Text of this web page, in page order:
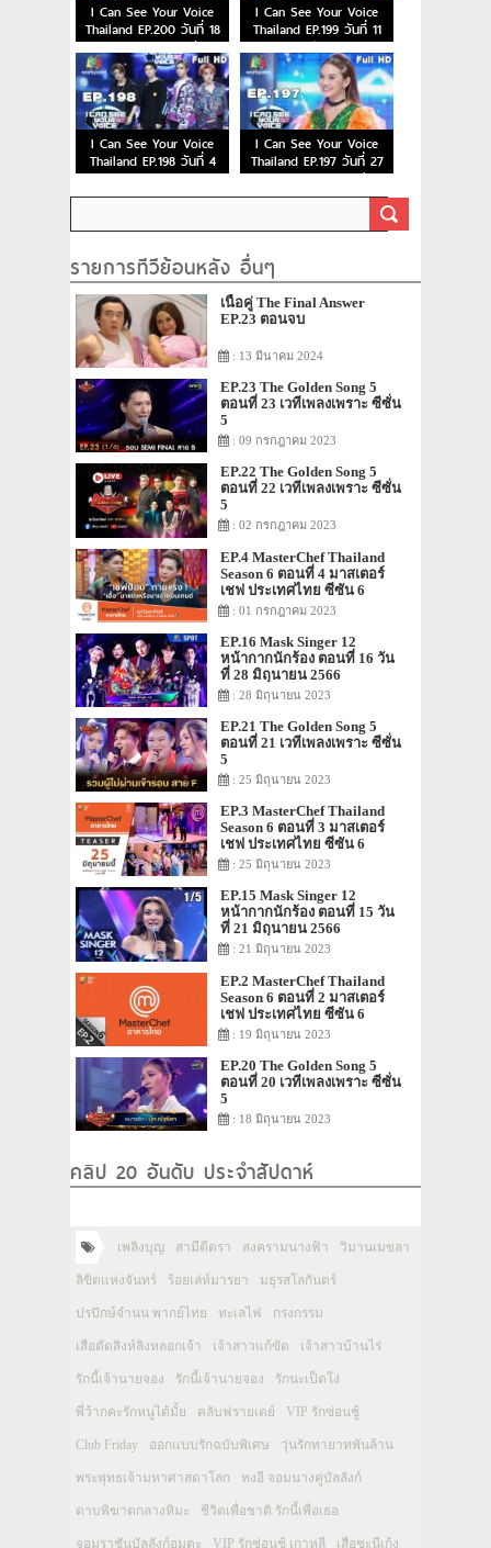
I Can See Your Voice
Thailand EP.200 วันที่ 18
ธ.ค. 62 แอน มิตรชัย
I Can See Your Voice
Thailand EP.199 วันที่ 11
ธ.ค. 62 ฝน ธนสุนธร
I Can See Your Voice
Thailand EP.198 วันที่ 4
ธ.ค. 62 TRINITY
I Can See Your Voice
Thailand EP.197 วันที่ 27
พ.ย. 62 หลิว อาจารียา
รายการทีวีย้อนหลัง อื่นๆ
เนื้อคู่ The Final Answer
EP.23 ตอนจบ
: 13 มีนาคม 2024
EP.23 The Golden Song 5
ตอนที่ 23 เวทีเพลงเพราะ ซีซั่น
5
: 09 กรกฎาคม 2023
EP.22 The Golden Song 5
ตอนที่ 22 เวทีเพลงเพราะ ซีซั่น
5
: 02 กรกฎาคม 2023
EP.4 MasterChef Thailand
Season 6 ตอนที่ 4 มาสเตอร์
เชฟ ประเทศไทย ซีซัน 6
: 01 กรกฎาคม 2023
EP.16 Mask Singer 12
หน้ากากนักร้อง ตอนที่ 16 วัน
ที่ 28 มิถุนายน 2566
: 28 มิถุนายน 2023
EP.21 The Golden Song 5
ตอนที่ 21 เวทีเพลงเพราะ ซีซั่น
5
: 25 มิถุนายน 2023
EP.3 MasterChef Thailand
Season 6 ตอนที่ 3 มาสเตอร์
เชฟ ประเทศไทย ซีซัน 6
: 25 มิถุนายน 2023
EP.15 Mask Singer 12
หน้ากากนักร้อง ตอนที่ 15 วัน
ที่ 21 มิถุนายน 2566
: 21 มิถุนายน 2023
EP.2 MasterChef Thailand
Season 6 ตอนที่ 2 มาสเตอร์
เชฟ ประเทศไทย ซีซัน 6
: 19 มิถุนายน 2023
EP.20 The Golden Song 5
ตอนที่ 20 เวทีเพลงเพราะ ซีซั่น
5
: 18 มิถุนายน 2023
คลิป 20 อันดับ ประจำสัปดาห์
เพลิงบุญ สามีตีตรา สงครามนางฟ้า วิมานเมขลา
ลิขิตแห่งจันทร์ ร้อยเล่ห์มารยา มธุรสโลกันตร์
ปรปักษ์จำนน พากย์ไทย ทะเลไฟ กรงกรรม
เสือตัดสิงห์ลิงหลอกเจ้า เจ้าสาวแก้ขัด เจ้าสาวบ้านไร่
รักนี้เจ้านายจอง รักนี้เจ้านายจอง รักนะเป็ดโง่
พี่ว้ากคะรักหนูได้มั้ย คลับฟรายเดย์ VIP รักซ่อนชู้
Club Friday ออกแบบรักฉบับพิเศษ วุ่นรักทายาทพันล้าน
พระพุทธเจ้ามหาศาสดาโลก ทงอี จอมนางคู่บัลลังก์
ดาบพิฆาตกลางหิมะ ชีวิตเพื่อชาติ รักนี้เพื่อเธอ
จอมราชันบัลลังก์อมตะ VIP รักซ่อนชู้ เกาหลี เสือชะนีเก้ง